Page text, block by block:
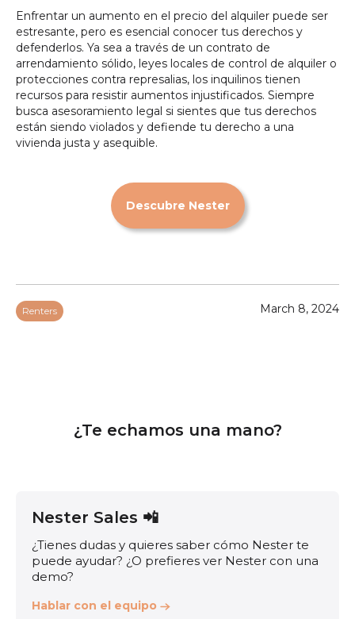
Enfrentar un aumento en el precio del alquiler puede ser
estresante, pero es esencial conocer tus derechos y
defenderlos. Ya sea a través de un contrato de
arrendamiento sólido, leyes locales de control de alquiler o
protecciones contra represalias, los inquilinos tienen
recursos para resistir aumentos injustificados. Siempre
busca asesoramiento legal si sientes que tus derechos
están siendo violados y defiende tu derecho a una
vivienda justa y asequible.
Descubre Nester
Renters March 8, 2024
¿Te echamos una mano?
Nester Sales 📲
¿Tienes dudas y quieres saber cómo Nester te
puede ayudar? ¿O prefieres ver Nester con una
demo?
Hablar con el equipo